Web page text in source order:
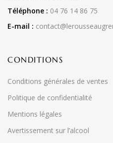
Téléphone : 04 76 14 86 75
E-mail :
CONDITIONS
Conditions générales de ventes
Politique de confidentialité
Mentions légales
Avertissement sur l’alcool